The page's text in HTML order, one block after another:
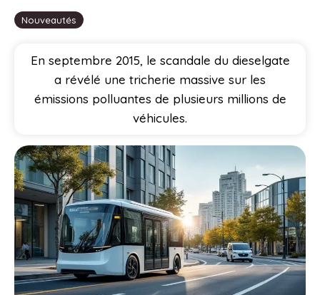
Nouveautés
En septembre 2015, le scandale du dieselgate
a révélé une tricherie massive sur les
émissions polluantes de plusieurs millions de
véhicules.